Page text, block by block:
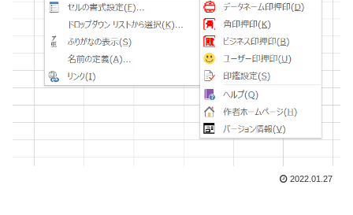
2022.01.27